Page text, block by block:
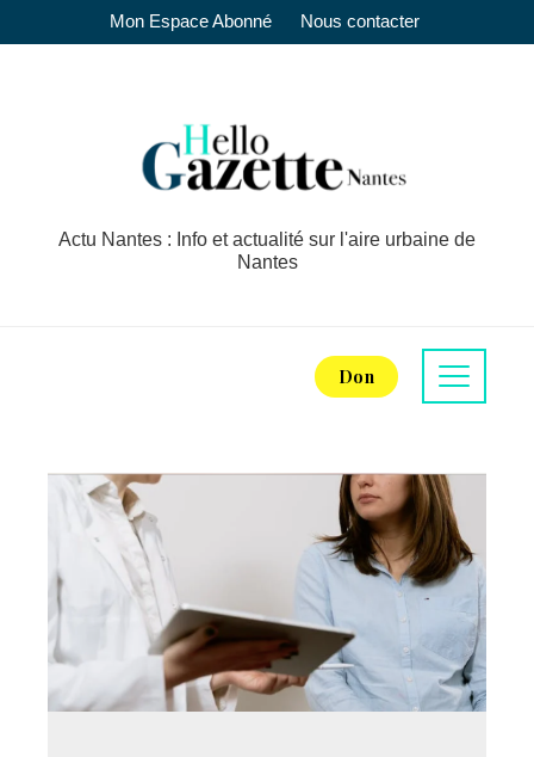
Mon Espace Abonné Nous contacter
Actu Nantes : Info et actualité sur l'aire urbaine de
Nantes
Don